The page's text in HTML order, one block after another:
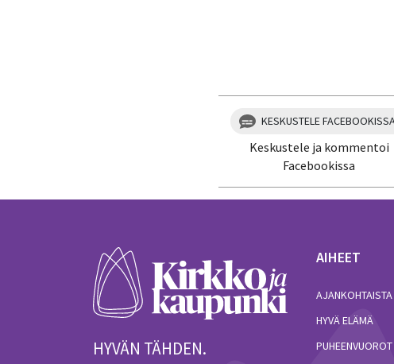
KESKUSTELE
Keskustele ja kommentoi
Facebookissa
HYVÄN TÄHDEN.
AIHEET
AJANKOHTAISTA
HYVÄ ELÄMÄ
PUHEENVUOROT